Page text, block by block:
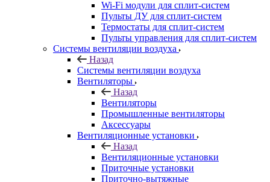
Wi-Fi модули для сплит-систем
Пульты ДУ для сплит-систем
Термостаты для сплит-систем
Пульты управления для сплит-систем
Системы вентиляции воздуха
Назад
Системы вентиляции воздуха
Вентиляторы
Назад
Вентиляторы
Промышленные вентиляторы
Аксессуары
Вентиляционные установки
Назад
Вентиляционные установки
Приточные установки
Приточно-вытяжные